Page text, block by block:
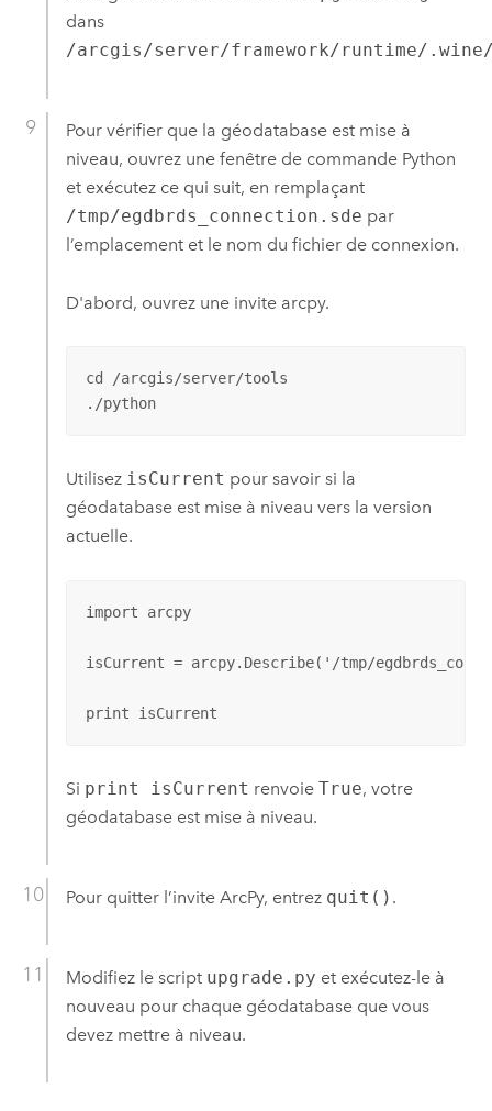
dans
/arcgis/server/framework/runtime/.wine/
Pour vérifier que la géodatabase est mise à
niveau, ouvrez une fenêtre de commande Python
et exécutez ce qui suit, en remplaçant
/tmp/egdbrds_connection.sde par
l’emplacement et le nom du fichier de connexion.
D'abord, ouvrez une invite arcpy.
cd /arcgis/server/tools
./python
Utilisez isCurrent pour savoir si la
géodatabase est mise à niveau vers la version
actuelle.
import arcpy
isCurrent = arcpy.Describe('/tmp/
print isCurrent
Si print isCurrent renvoie True, votre
géodatabase est mise à niveau.
Pour quitter l’invite ArcPy, entrez quit() .
Modifiez le script upgrade.py et exécutez-le à
nouveau pour chaque géodatabase que vous
devez mettre à niveau.